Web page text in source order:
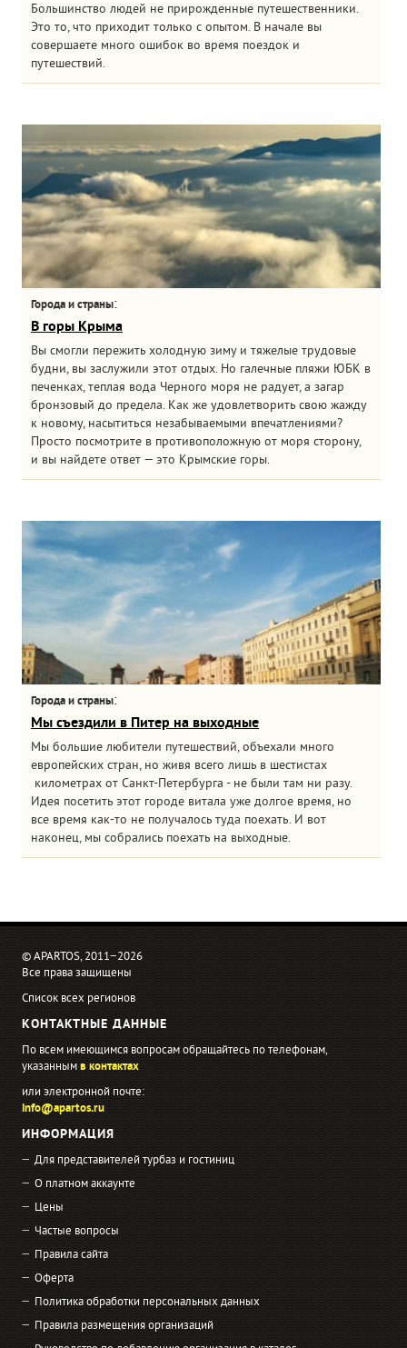
Большинство людей не прирожденные путешественники.
Это то, что приходит только с опытом. В начале вы
совершаете много ошибок во время поездок и
путешествий.
Города и страны:
В горы Крыма
Вы смогли пережить холодную зиму и тяжелые трудовые
будни, вы заслужили этот отдых. Но галечные пляжи ЮБК в
печенках, теплая вода Черного моря не радует, а загар
бронзовый до предела. Как же удовлетворить свою жажду
к новому, насытиться незабываемыми впечатлениями?
Просто посмотрите в противоположную от моря сторону,
и вы найдете ответ — это Крымские горы.
Города и страны:
Мы съездили в Питер на выходные
Мы большие любители путешествий, объехали много
европейских стран, но живя всего лишь в шестистах
километрах от Санкт-Петербурга - не были там ни разу.
Идея посетить этот городе витала уже долгое время, но
все время как-то не получалось туда поехать. И вот
наконец, мы собрались поехать на выходные.
© APARTOS, 2011−2026
Все права защищены
Список всех регионов
КОНТАКТНЫЕ ДАННЫЕ
По всем имеющимся вопросам обращайтесь по телефонам,
указаннымв контактах
или электронной почте:
info@apartos.ru
ИНФОРМАЦИЯ
Для представителей турбаз и гостиниц
О платном аккаунте
Цены
Частые вопросы
Правила сайта
Оферта
Политика обработки персональных данных
Правила размещения организаций